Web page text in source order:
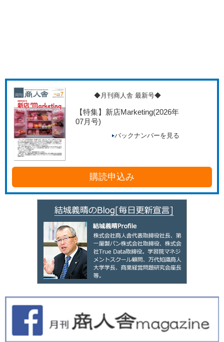
◆月刊商人舎 最新号◆
【特集】新店Marketing(2026年
07月号)
バックナンバーを見る
購読申込み